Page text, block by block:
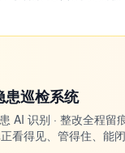
患巡检系统
AI 识别 · 整改全程留
看得见、管得住、能闭